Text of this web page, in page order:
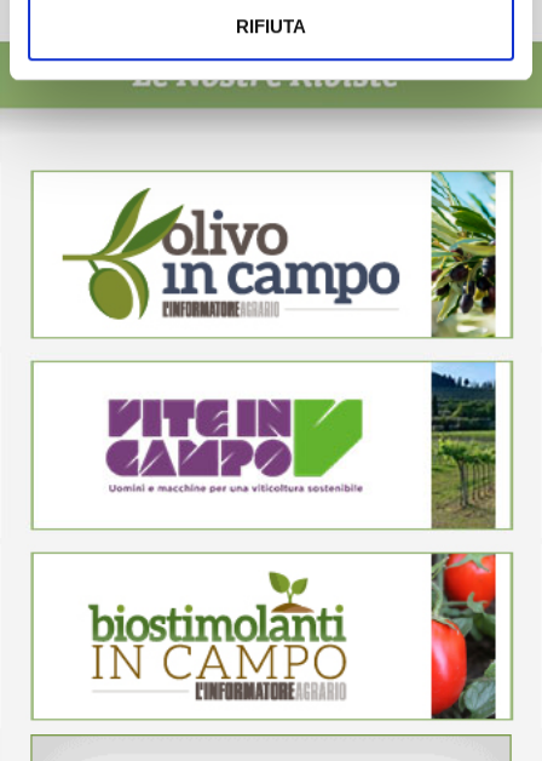
RIFIUTA